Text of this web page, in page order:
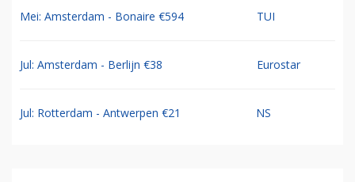
Mei: Amsterdam - Bonaire €594 TUI
Jul: Amsterdam - Berlijn €38 Eurostar
Jul: Rotterdam - Antwerpen €21 NS